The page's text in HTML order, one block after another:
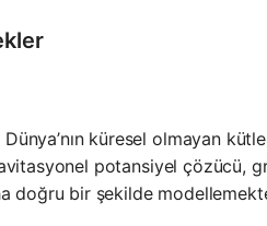
küresel olmayan
potansiyel çözücü,
doğru bir şekilde